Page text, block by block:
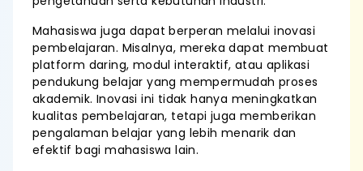
Mahasiswa juga dapat berperan melalui inovasi
pembelajaran. Misalnya, mereka dapat membuat
platform daring, modul interaktif, atau aplikasi
pendukung belajar yang mempermudah proses
akademik. Inovasi ini tidak hanya meningkatkan
kualitas pembelajaran, tetapi juga memberikan
pengalaman belajar yang lebih menarik dan
efektif bagi mahasiswa lain.